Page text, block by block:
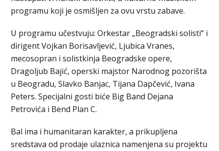
programu koji je osmišljen za ovu vrstu zabave.
U programu učestvuju: Orkestar „Beogradski solisti“ i
dirigent Vojkan Borisavljević, Ljubica Vranes,
mecosopran i solistkinja Beogradske opere,
Dragoljub Bajić, operski majstor Narodnog pozorišta
u Beogradu, Slavko Banjac, Tijana Dapčević, Ivana
Peters. Specijalni gosti biće Big Band Dejana
Petrovića i Bend Plan C.
Bal ima i humanitaran karakter, a prikupljena
sredstava od prodaje ulaznica namenjena su projektu